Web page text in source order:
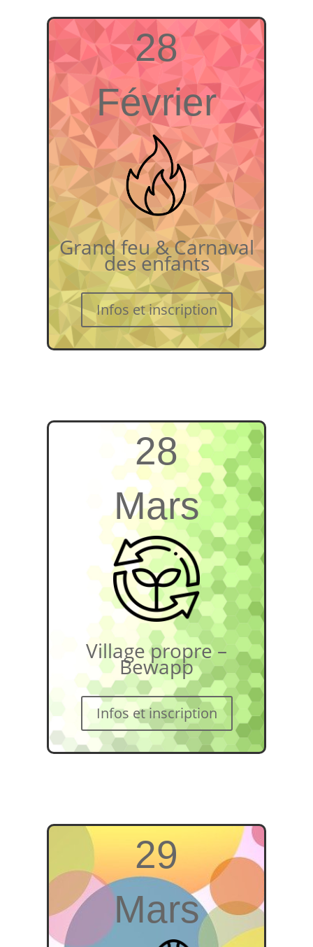
28
Février
Grand feu & Carnaval
des enfants
Infos et inscription
28
Mars
Village propre –
Bewapp
Infos et inscription
29
Mars